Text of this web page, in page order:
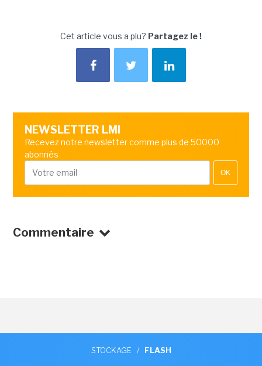
Cet article vous a plu? Partagez le !
NEWSLETTER LMI
Recevez notre newsletter comme plus de 50000
abonnés
OK
Commentaire
STOCKAGE / FLASH